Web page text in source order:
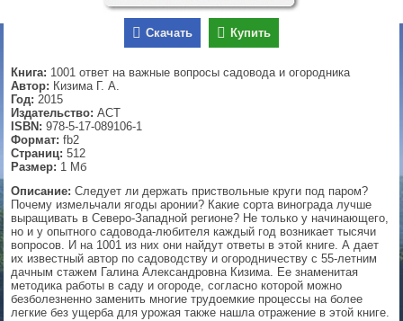
Скачать Купить
Книга: 1001 ответ на важные вопросы садовода и огородника
Автор: Кизима Г. А.
Год: 2015
Издательство: АСТ
ISBN: 978-5-17-089106-1
Формат: fb2
Страниц: 512
Размер: 1 Мб
Описание: Следует ли держать приствольные круги под паром?
Почему измельчали ягоды аронии? Какие сорта винограда лучше
выращивать в Северо-Западной регионе? Не только у начинающего,
но и у опытного садовода-любителя каждый год возникает тысячи
вопросов. И на 1001 из них они найдут ответы в этой книге. А дает
их известный автор по садоводству и огородничеству с 55-летним
дачным стажем Галина Александровна Кизима. Ее знаменитая
методика работы в саду и огороде, согласно которой можно
безболезненно заменить многие трудоемкие процессы на более
легкие без ущерба для урожая также нашла отражение в этой книге.
▼
▼
▼